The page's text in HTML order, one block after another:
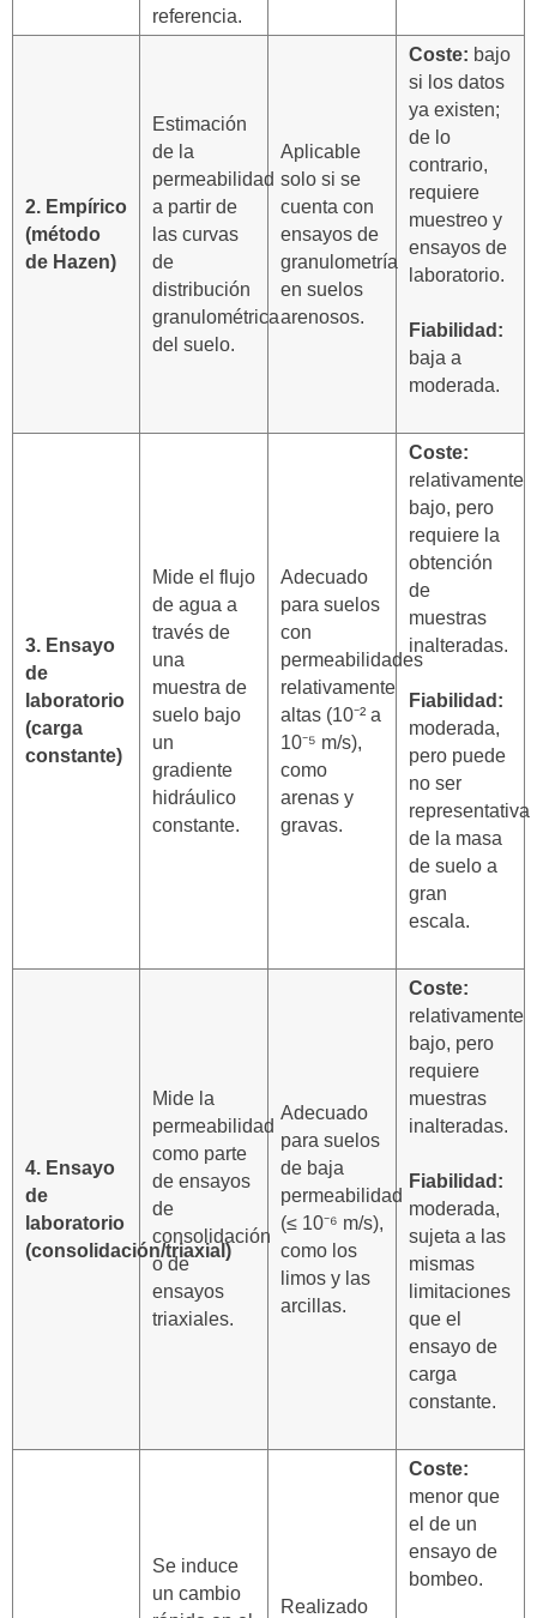
referencia.
2. Empírico
(método
de Hazen)
Estimación
de la
permeabilidad
a partir de
las curvas
de
distribución
granulométrica
del suelo.
Aplicable
solo si se
cuenta con
ensayos de
granulometría
en suelos
arenosos.
Coste: bajo
si los datos
ya existen;
de lo
contrario,
requiere
muestreo y
ensayos de
laboratorio.
Fiabilidad:
baja a
moderada.
3. Ensayo
de
laboratorio
(carga
constante)
Mide el flujo
de agua a
través de
una
muestra de
suelo bajo
un
gradiente
hidráulico
constante.
Adecuado
para suelos
con
permeabilidades
relativamente
altas (10⁻² a
10⁻⁵ m/s),
como
arenas y
gravas.
Coste:
relativamente
bajo, pero
requiere la
obtención
de
muestras
inalteradas.
Fiabilidad:
moderada,
pero puede
no ser
representativa
de la masa
de suelo a
gran
escala.
4. Ensayo
de
laboratorio
(consolidación/triaxial)
Mide la
permeabilidad
como parte
de ensayos
de
consolidación
o de
ensayos
triaxiales.
Adecuado
para suelos
de baja
permeabilidad
(≤ 10⁻⁶ m/s),
como los
limos y las
arcillas.
Coste:
relativamente
bajo, pero
requiere
muestras
inalteradas.
Fiabilidad:
moderada,
sujeta a las
mismas
limitaciones
que el
ensayo de
carga
constante.
Se induce
un cambio
Realizado
Coste:
menor que
el de un
ensayo de
bombeo.